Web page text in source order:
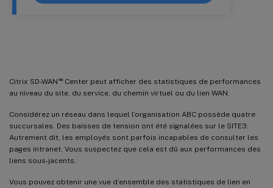
Citrix SD-WAN ™Center peut afficher des statistiques de performances
au niveau du site, du service, du chemin virtuel ou du lien WAN.
Considérez un réseau dans lequel l’organisation ABC possède quatre
succursales. Des baisses de tension ont été signalées sur le SITE3.
Autrement dit, les employés sont parfois incapables de consulter les
pages intranet. Vous suspectez que cela est dû aux performances des
liens sous-jacents.
Vous pouvez obtenir une vue d’ensemble des statistiques de lien en